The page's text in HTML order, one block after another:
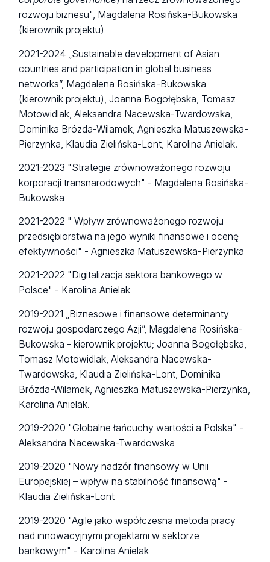
rozwoju biznesu", Magdalena Rosińska-Bukowska
(kierownik projektu)
2021-2024 „Sustainable development of Asian
countries and participation in global business
networks”, Magdalena Rosińska-Bukowska
(kierownik projektu), Joanna Bogołębska, Tomasz
Motowidlak, Aleksandra Nacewska-Twardowska,
Dominika Brózda-Wilamek, Agnieszka Matuszewska-
Pierzynka, Klaudia Zielińska-Lont, Karolina Anielak.
2021-2023 "Strategie zrównoważonego rozwoju
korporacji transnarodowych" - Magdalena Rosińska-
Bukowska
2021-2022 " Wpływ zrównoważonego rozwoju
przedsiębiorstwa na jego wyniki finansowe i ocenę
efektywności" - Agnieszka Matuszewska-Pierzynka
2021-2022 "Digitalizacja sektora bankowego w
Polsce" - Karolina Anielak
2019-2021 „Biznesowe i finansowe determinanty
rozwoju gospodarczego Azji”, Magdalena Rosińska-
Bukowska - kierownik projektu; Joanna Bogołębska,
Tomasz Motowidlak, Aleksandra Nacewska-
Twardowska, Klaudia Zielińska-Lont, Dominika
Brózda-Wilamek, Agnieszka Matuszewska-Pierzynka,
Karolina Anielak.
2019-2020 "Globalne łańcuchy wartości a Polska" -
Aleksandra Nacewska-Twardowska
2019-2020 "Nowy nadzór finansowy w Unii
Europejskiej – wpływ na stabilność finansową" -
Klaudia Zielińska-Lont
2019-2020 "Agile jako współczesna metoda pracy
nad innowacyjnymi projektami w sektorze
bankowym" - Karolina Anielak